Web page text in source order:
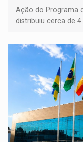
Ação do Programa
distribuiu cerca de 4
comunidade